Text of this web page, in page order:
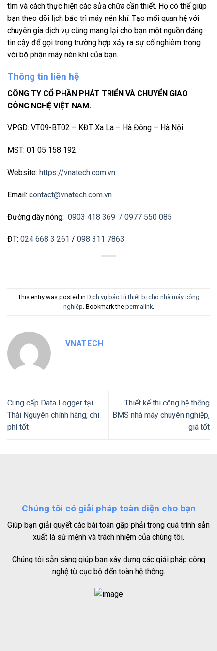
tìm và cách thực hiện các sửa chữa cần thiết. Họ có thể giúp
bạn theo dõi lịch bảo trì máy nén khí. Tạo mối quan hệ với
chuyên gia dịch vụ cũng mang lại cho bạn một nguồn đáng
tin cậy để gọi trong trường hợp xảy ra sự cố nghiêm trọng
với bộ phận máy nén khí của bạn.
Thông tin liên hệ
CÔNG TY CỔ PHẦN PHÁT TRIỂN VÀ CHUYỂN GIAO
CÔNG NGHỆ VIỆT NAM.
VPGD: VT09-BT02 – KĐT Xa La – Hà Đông – Hà Nội.
MST: 01 05 158 192
Website: https://vnatech.com.vn
Email: contact@vnatech.com.vn
Đường dây nóng: 0903 418 369 / 0977 550 085
ĐT: 024 668 3 261 / 098 311 7863
This entry was posted in Dịch vụ bảo trì thiết bị cho nhà máy công
nghiệp . Bookmark the permalink.
VNATECH
Cung cấp Data Logger tại
Thái Nguyên chính hãng, chi
phí tốt
Thiết kế thi công hệ thống
BMS nhà máy chuyên nghiệp,
giá tốt
Chúng tôi có giải pháp toàn diện cho bạn
Giúp bạn giải quyết các bài toán gặp phải trong quá trình sản
xuất là sứ mệnh và trách nhiệm của chúng tôi.
Chúng tôi sẵn sàng giúp bạn xây dựng các giải pháp công
nghệ từ cục bộ đến toàn hệ thống.